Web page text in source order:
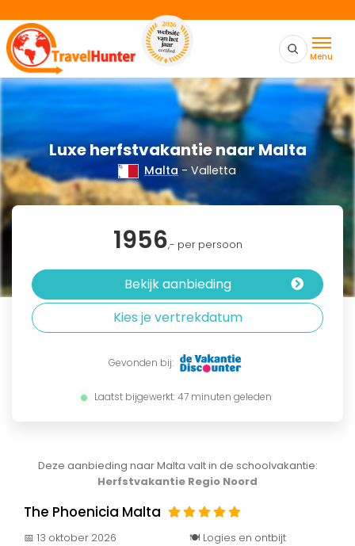
Menu
Luxe herfstvakantie naar Malta
Malta - Valletta
1956,- per persoon
Bekijk aanbieding
Kies je vertrekdatum
Gevonden bij:
Laatst bijgewerkt: 47 minuten geleden
Deze aanbieding naar Malta valt in de schoolvakantie:
Herfstvakantie Regio Noord
The Phoenicia Malta
📅 13 oktober 2026
🍽️ Logies en ontbijt